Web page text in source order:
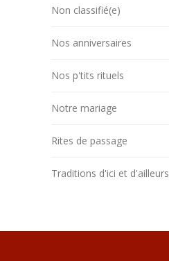
Non classifié(e)
Nos anniversaires
Nos p'tits rituels
Notre mariage
Rites de passage
Traditions d'ici et d'ailleurs